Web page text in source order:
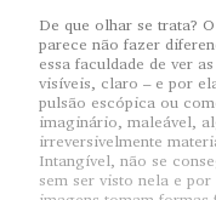
De que olhar se trata?
parece não fazer
essa faculdade de ver
visíveis, claro – e por
pulsão escópica ou
imaginário, maleável,
irreversivelmente
Intangível, não se
sem ser visto nela e